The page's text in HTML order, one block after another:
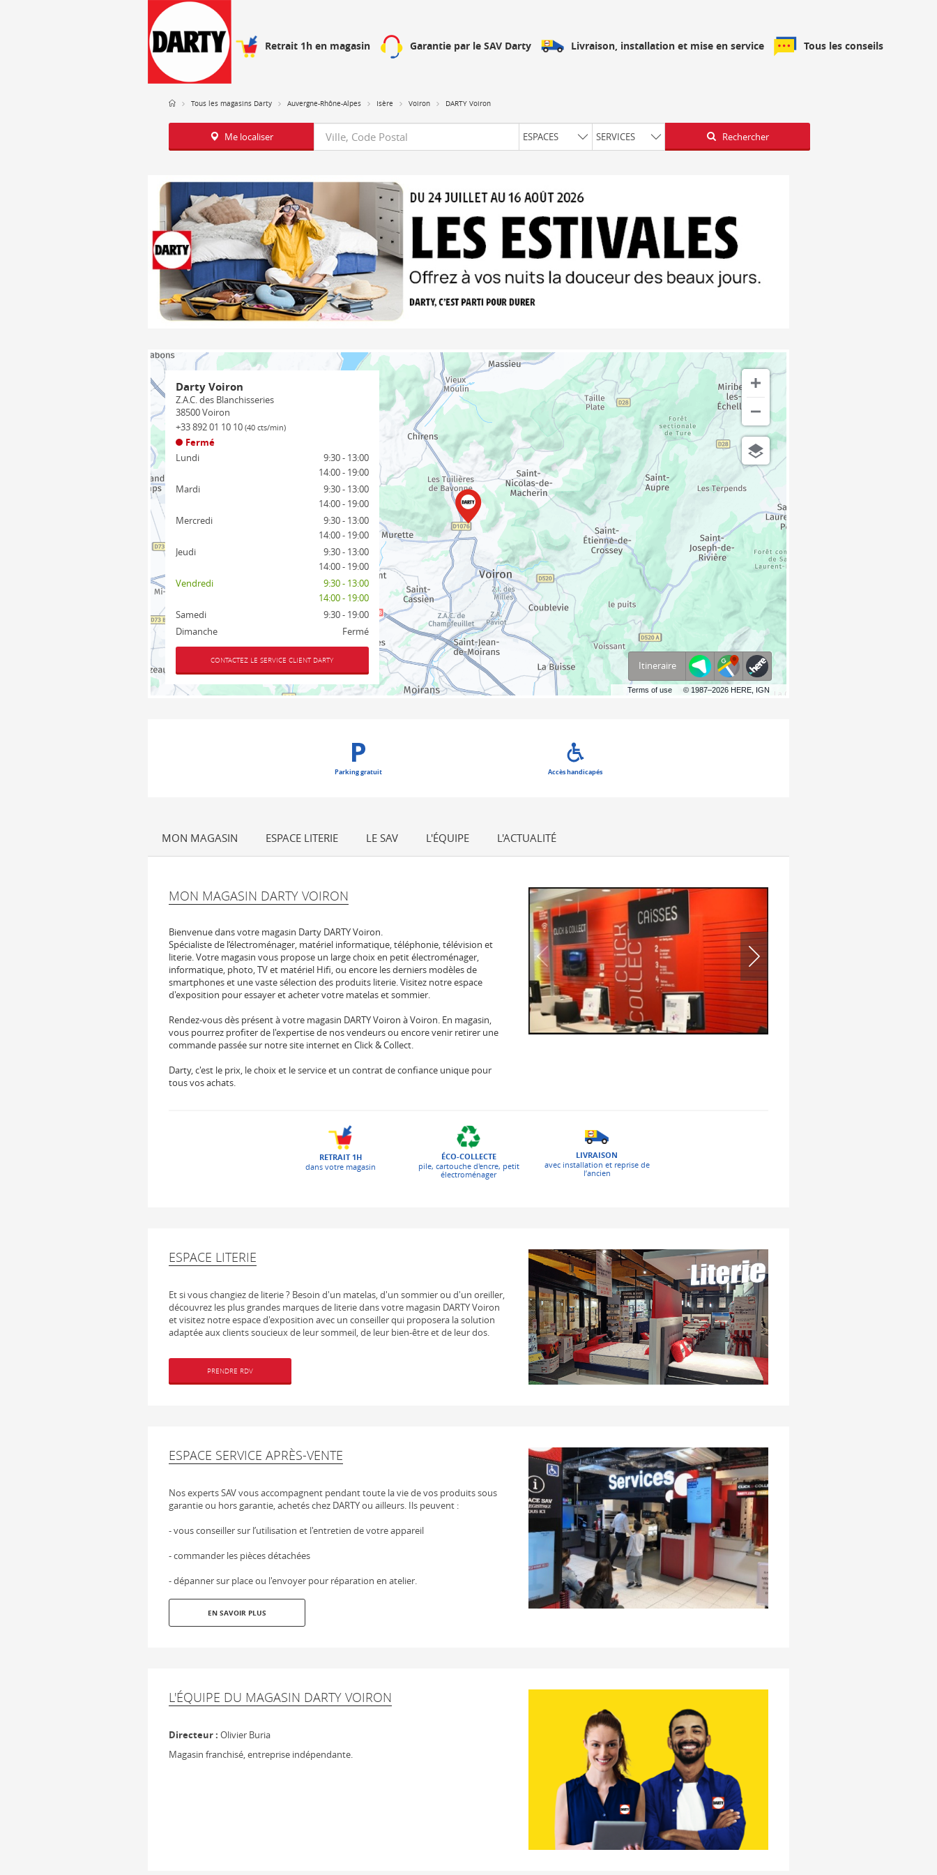
Retrait 1h en magasin Garantie par le SAV Darty Livraison, installation et mise en service Tous les conseils
Tous les magasins Darty Auvergne-Rhône-Alpes Isère Voiron DARTY Voiron
Me localiser Requête ESPACES SERVICES Latitude
Longitude Rechercher
Darty Voiron
Z.A.C. des Blanchisseries
38500Voiron
+33 892 01 10 10 (40 cts/min)
Fermé
Lundi
9:30 - 13:00
14:00 - 19:00
Mardi
9:30 - 13:00
14:00 - 19:00
Mercredi
9:30 - 13:00
14:00 - 19:00
Jeudi
9:30 - 13:00
14:00 - 19:00
Vendredi
9:30 - 13:00
14:00 - 19:00
Samedi
9:30 - 19:00
Dimanche
Fermé
CONTACTEZ LE SERVICE CLIENT DARTY
Terms of use © 1987–2026 HERE, IGN
Itineraire
Parking gratuit Accès handicapés
MON MAGASIN ESPACE LITERIE LE SAV L'ÉQUIPE L'ACTUALITÉ
MON MAGASIN DARTY VOIRON
Bienvenue dans votre magasin Darty DARTY Voiron.
Spécialiste de l‘électroménager, matériel informatique, téléphonie, télévision et
literie. Votre magasin vous propose un large choix en petit électroménager,
informatique, photo, TV et matériel Hifi, ou encore les derniers modèles de
smartphones et une vaste sélection des produits literie. Visitez notre espace
d'exposition pour essayer et acheter votre matelas et sommier.
Rendez-vous dès présent à votre magasin DARTY Voiron à Voiron. En magasin,
vous pourrez profiter de l'expertise de nos vendeurs ou encore venir retirer une
commande passée sur notre site internet en Click & Collect.
Darty, c'est le prix, le choix et le service et un contrat de confiance unique pour
tous vos achats.
RETRAIT 1H
dans votre magasin
ÉCO-COLLECTE
pile, cartouche d'encre, petit
électroménager
LIVRAISON
avec installation et reprise de
l’ancien
ESPACE LITERIE
Et si vous changiez de literie ? Besoin d'un matelas, d'un sommier ou d'un oreiller,
découvrez les plus grandes marques de literie dans votre magasin DARTY Voiron
et visitez notre espace d'exposition avec un conseiller qui proposera la solution
adaptée aux clients soucieux de leur sommeil, de leur bien-être et de leur dos.
PRENDRE RDV
ESPACE SERVICE APRÈS-VENTE
Nos experts SAV vous accompagnent pendant toute la vie de vos produits sous
garantie ou hors garantie, achetés chez DARTY ou ailleurs. Ils peuvent :
- vous conseiller sur l’utilisation et l'entretien de votre appareil
- commander les pièces détachées
- dépanner sur place ou l'envoyer pour réparation en atelier.
EN SAVOIR PLUS
L'ÉQUIPE DU MAGASIN DARTY VOIRON
Directeur : Olivier Buria
Magasin franchisé, entreprise indépendante.